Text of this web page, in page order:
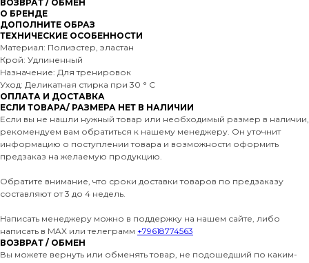
ВОЗВРАТ / ОБМЕН
О БРЕНДЕ
ДОПОЛНИТЕ ОБРАЗ
ТЕХНИЧЕСКИЕ ОСОБЕННОСТИ
Материал: Полиэстер, эластан
Крой: Удлиненный
Назначение: Для тренировок
Уход: Деликатная стирка при 30 ° C
ОПЛАТА И ДОСТАВКА
ЕСЛИ ТОВАРА/ РАЗМЕРА НЕТ В НАЛИЧИИ
Если вы не нашли нужный товар или необходимый размер в наличии,
рекомендуем вам обратиться к нашему менеджеру. Он уточнит
информацию о поступлении товара и возможности оформить
предзаказ на желаемую продукцию.
Обратите внимание, что сроки доставки товаров по предзаказу
составляют от 3 до 4 недель.
Написать менеджеру можно в поддержку на нашем сайте, либо
написать в MAX или телеграмм +79618774563
ВОЗВРАТ / ОБМЕН
Вы можете вернуть или обменять товар, не подошедший по каким-